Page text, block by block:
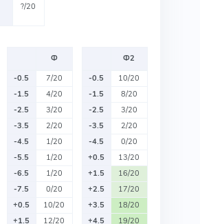
?/20
Ф
-0.5
7/20
-1.5
4/20
-2.5
3/20
-3.5
2/20
-4.5
1/20
-5.5
1/20
-6.5
1/20
-7.5
0/20
+0.5
10/20
+1.5
12/20
Ф2
-0.5
10/20
-1.5
8/20
-2.5
3/20
-3.5
2/20
-4.5
0/20
+0.5
13/20
+1.5
16/20
+2.5
17/20
+3.5
18/20
+4.5
19/20